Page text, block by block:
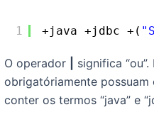
1 +java +jdbc +(
O operador
significa
obrigatóriamente possuam
conter os termos “java” e